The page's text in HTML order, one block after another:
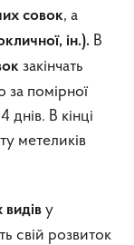
совок, а
ін.). В
закінчать
за помірної
днів. В кінці
метеликів
у
свій розвиток